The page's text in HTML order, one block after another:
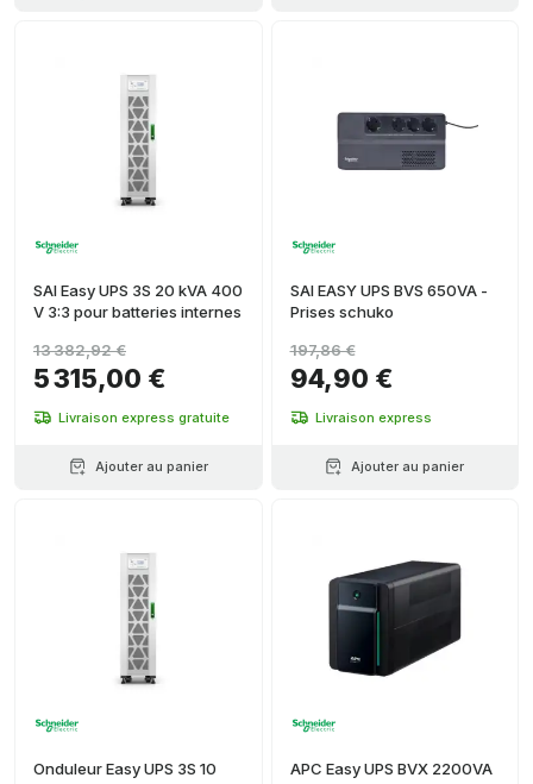
SAI Easy UPS 3S 20 kVA 400
V 3:3 pour batteries internes
5 315,00 €
13 382,92 €
Livraison express gratuite
Ajouter au panier
SAI EASY UPS BVS 650VA -
Prises schuko
94,90 €
197,86 €
Livraison express
Ajouter au panier
Onduleur Easy UPS 3S 10
APC Easy UPS BVX 2200VA